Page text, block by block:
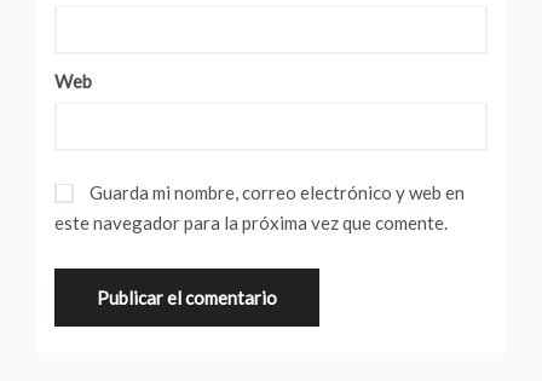
Web
Guarda mi nombre, correo electrónico y web en
este navegador para la próxima vez que comente.